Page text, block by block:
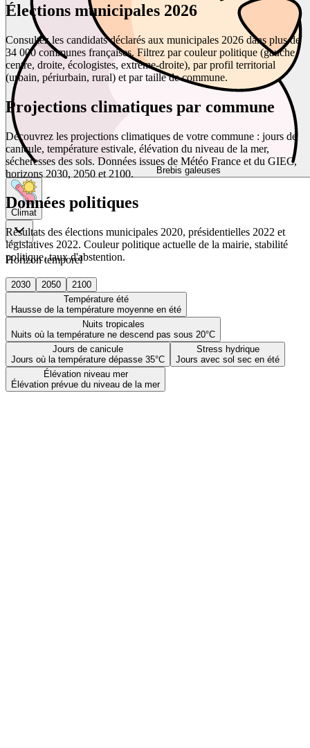
Brebis galeuses
Climat
Horizon temporel
2030 2050
2100
Température été
Hausse de la température moyenne en été
Nuits tropicales
Nuits où la température ne descend pas sous 20°C
Jours de canicule
Jours où la température dépasse 35°C
Stress hydrique
Jours avec sol sec en été
Élévation niveau mer
Élévation prévue du niveau de la mer
Élections municipales 2026
Consultez les candidats déclarés aux municipales 2026 dans plus de
34 000 communes françaises. Filtrez par couleur politique (gauche,
centre, droite, écologistes, extrême-droite), par profil territorial
(urbain, périurbain, rural) et par taille de commune.
Projections climatiques par commune
Découvrez les projections climatiques de votre commune : jours de
canicule, température estivale, élévation du niveau de la mer,
sécheresses des sols. Données issues de Météo France et du GIEC,
horizons 2030, 2050 et 2100.
Données politiques
Résultats des élections municipales 2020, présidentielles 2022 et
législatives 2022. Couleur politique actuelle de la mairie, stabilité
politique, taux d'abstention.